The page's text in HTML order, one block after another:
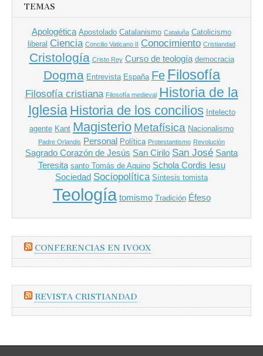
TEMAS
Apologética Apostolado Catalanismo Cataluña Catolicismo
liberal Ciencia Concilio Vaticano II Conocimiento Cristiandad
Cristología Cristo Rey Curso de teología democracia
Dogma Entrevista España Fe Filosofía
Filosofía cristiana Filosofía medieval Historia de la
Iglesia Historia de los concilios Intelecto
agente Kant Magisterio Metafísica Nacionalismo
Padre Orlandis Personal Política Protestantismo Revolución
Sagrado Corazón de Jesús San Cirilo San José Santa
Teresita santo Tomás de Aquino Schola Cordis Iesu
Sociedad Sociopolítica Síntesis tomista
Teología tomismo Tradición Éfeso
CONFERENCIAS EN IVOOX
REVISTA CRISTIANDAD